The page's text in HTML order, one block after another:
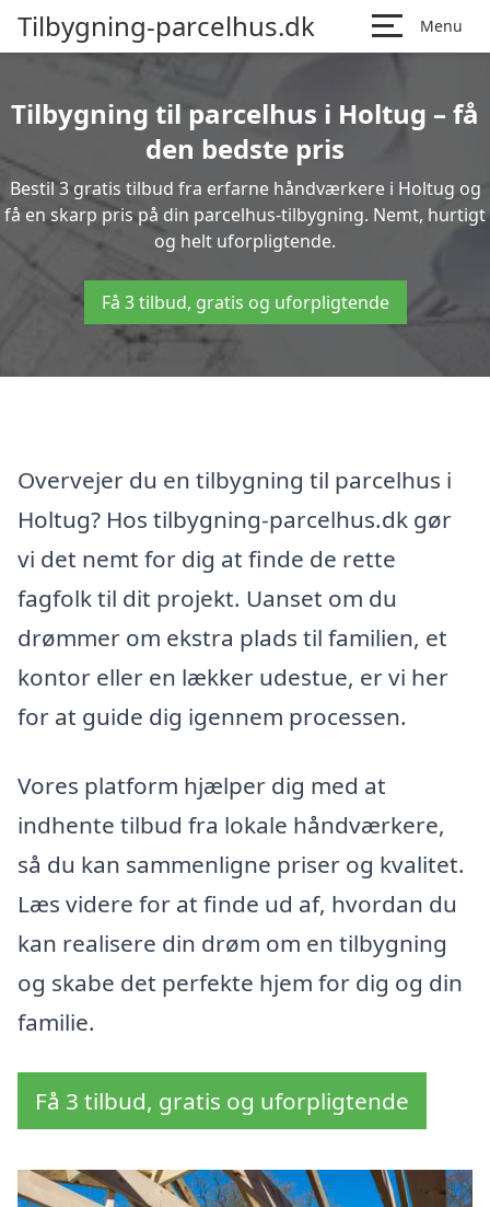
Tilbygning-parcelhus.dk Menu
Tilbygning til parcelhus i Holtug – få
den bedste pris
Bestil 3 gratis tilbud fra erfarne håndværkere i Holtug og
få en skarp pris på din parcelhus-tilbygning. Nemt, hurtigt
og helt uforpligtende.
Få 3 tilbud, gratis og uforpligtende
Overvejer du en tilbygning til parcelhus i
Holtug? Hos tilbygning-parcelhus.dk gør
vi det nemt for dig at finde de rette
fagfolk til dit projekt. Uanset om du
drømmer om ekstra plads til familien, et
kontor eller en lækker udestue, er vi her
for at guide dig igennem processen.
Vores platform hjælper dig med at
indhente tilbud fra lokale håndværkere,
så du kan sammenligne priser og kvalitet.
Læs videre for at finde ud af, hvordan du
kan realisere din drøm om en tilbygning
og skabe det perfekte hjem for dig og din
familie.
Få 3 tilbud, gratis og uforpligtende